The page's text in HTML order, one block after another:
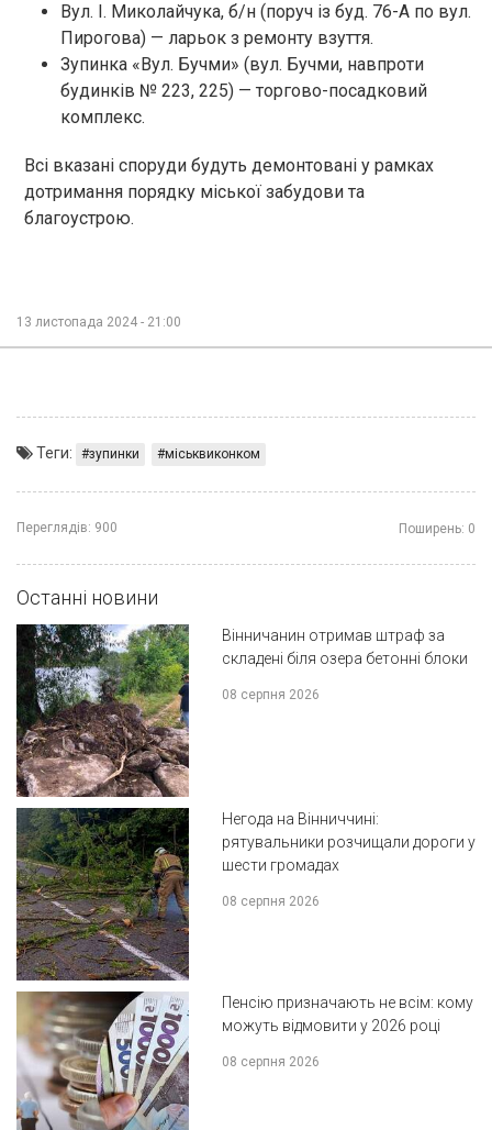
Вул. І. Миколайчука, б/н (поруч із буд. 76-А по вул.
Пирогова) — ларьок з ремонту взуття.
Зупинка «Вул. Бучми» (вул. Бучми, навпроти
будинків № 223, 225) — торгово-посадковий
комплекс.
Всі вказані споруди будуть демонтовані у рамках
дотримання порядку міської забудови та
благоустрою.
13 листопада 2024 - 21:00
Теги: зупинки міськвиконком
Переглядів: 900 Поширень: 0
Останні новини
Вінничанин отримав штраф за
складені біля озера бетонні блоки
08 серпня 2026
Негода на Вінниччині:
рятувальники розчищали дороги у
шести громадах
08 серпня 2026
Пенсію призначають не всім: кому
можуть відмовити у 2026 році
08 серпня 2026